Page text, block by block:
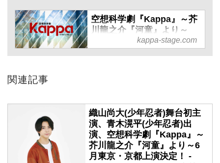
空想科学劇『Kappa』～芥
川龍之介『河童』より～
芥川龍之介の名著「河童」が
kappa-stage.com
関連記事
織山尚大(少年忍者)舞台初主
演、青木滉平(少年忍者)出
演、空想科学劇『Kappa』～
芥川龍之介『河童』より～6
月東京・京都上演決定！ -